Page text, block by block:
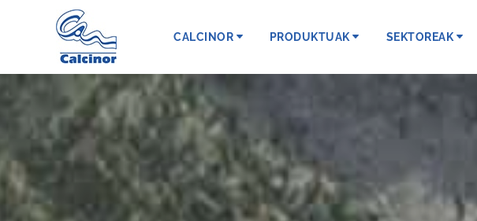
CALCINOR PRODUKTUAK SEKTOREAK